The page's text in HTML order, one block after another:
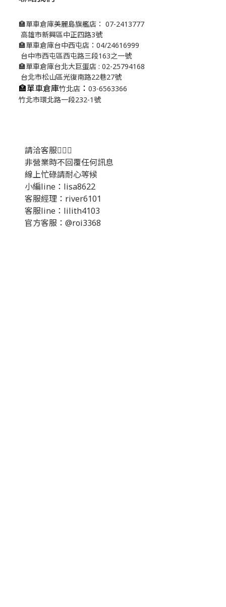
🏣單車倉庫美麗島旗艦店： 07-2413777
高雄市新興區中正四路3號
🏣單車倉庫台中西屯店：04/24616999
台中市西屯區西屯路三段163之一號
🏣單車倉庫台北大巨蛋店 : 02-25794168
台北市松山區光復南路22巷27號
🏣單車倉庫竹北店 ： 03-6563366
竹北市環北路一段232-1號
請洽客服💁🏻‍♂️
非營業時不回覆任何訊息
線上忙碌請耐心等候
小編line：lisa8622
客服經理：river6101
客服line：lilith4103
官方客服：@roi3368